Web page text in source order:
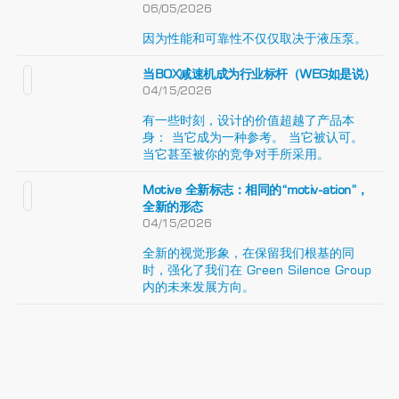
06/05/2026
因为性能和可靠性不仅仅取决于液压泵。
当BOX减速机成为行业标杆（WEG如是说）
04/15/2026
有一些时刻，设计的价值超越了产品本
身： 当它成为一种参考。 当它被认可。
当它甚至被你的竞争对手所采用。
Motive 全新标志：相同的“motiv-ation”，
全新的形态
04/15/2026
全新的视觉形象，在保留我们根基的同
时，强化了我们在 Green Silence Group
内的未来发展方向。